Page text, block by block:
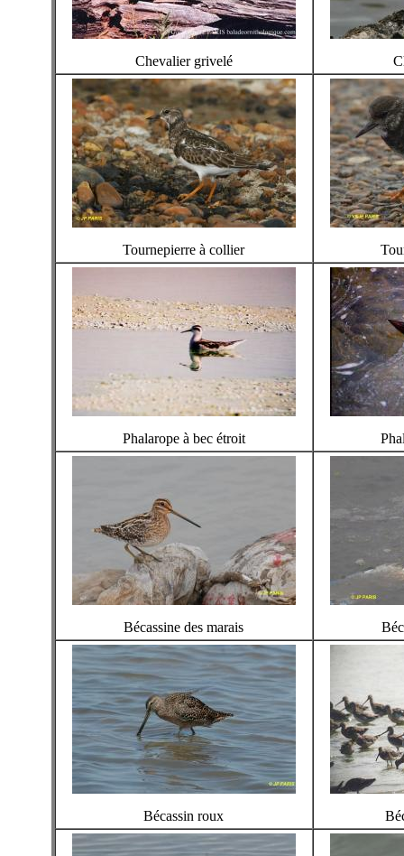
Chevalier grivelé
Tournepierre à collier
Phalarope à bec étroit
Bécassine des marais
Bécassin roux